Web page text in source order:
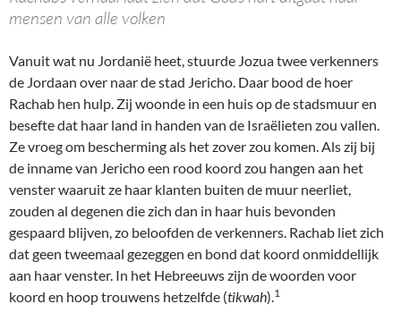
mensen van alle volken
Vanuit wat nu Jordanië heet, stuurde Jozua twee verkenners
de Jordaan over naar de stad Jericho. Daar bood de hoer
Rachab hen hulp. Zij woonde in een huis op de stadsmuur en
besefte dat haar land in handen van de Israëlieten zou vallen.
Ze vroeg om bescherming als het zover zou komen. Als zij bij
de inname van Jericho een rood koord zou hangen aan het
venster waaruit ze haar klanten buiten de muur neerliet,
zouden al degenen die zich dan in haar huis bevonden
gespaard blijven, zo beloofden de verkenners. Rachab liet zich
dat geen tweemaal gezeggen en bond dat koord onmiddellijk
aan haar venster. In het Hebreeuws zijn de woorden voor
koord en hoop trouwens hetzelfde (tikwah).1